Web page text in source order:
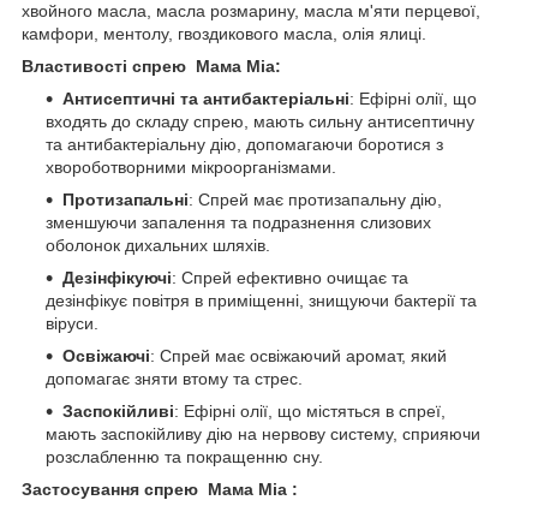
хвойного масла, масла розмарину, масла м'яти перцевої,
камфори, ментолу, гвоздикового масла, олія ялиці.
Властивості спрею Мама Міа:
Антисептичні та антибактеріальні: Ефірні олії, що
входять до складу спрею, мають сильну антисептичну
та антибактеріальну дію, допомагаючи боротися з
хвороботворними мікроорганізмами.
Протизапальні: Спрей має протизапальну дію,
зменшуючи запалення та подразнення слизових
оболонок дихальних шляхів.
Дезінфікуючі: Спрей ефективно очищає та
дезінфікує повітря в приміщенні, знищуючи бактерії та
віруси.
Освіжаючі: Спрей має освіжаючий аромат, який
допомагає зняти втому та стрес.
Заспокійливі: Ефірні олії, що містяться в спреї,
мають заспокійливу дію на нервову систему, сприяючи
розслабленню та покращенню сну.
Застосування спрею Мама Міа :